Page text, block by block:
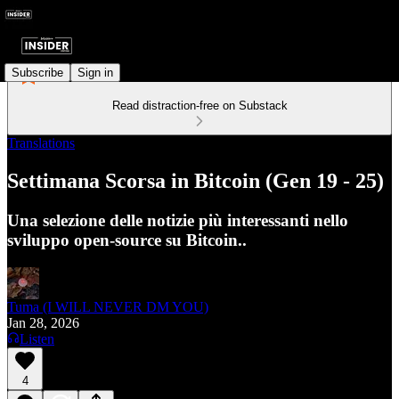
Subscribe Sign in
Read distraction-free on Substack
Translations
Settimana Scorsa in Bitcoin (Gen 19 - 25)
Una selezione delle notizie più interessanti nello
sviluppo open-source su Bitcoin..
Tuma (I WILL NEVER DM YOU)
Jan 28, 2026
Listen
4